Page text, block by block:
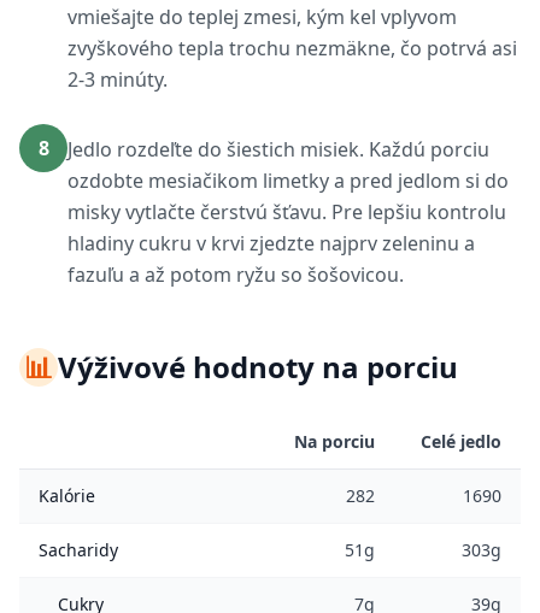
vmiešajte do teplej zmesi, kým kel vplyvom
zvyškového tepla trochu nezmäkne, čo potrvá asi
2-3 minúty.
8
Jedlo rozdeľte do šiestich misiek. Každú porciu
ozdobte mesiačikom limetky a pred jedlom si do
misky vytlačte čerstvú šťavu. Pre lepšiu kontrolu
hladiny cukru v krvi zjedzte najprv zeleninu a
fazuľu a až potom ryžu so šošovicou.
📊Výživové hodnoty na porciu
Na porciu Celé jedlo
Kalórie 282 1690
Sacharidy 51g 303g
Cukry 7g 39g